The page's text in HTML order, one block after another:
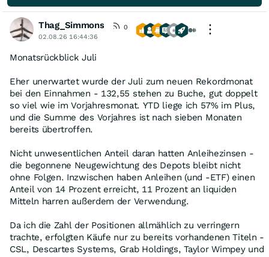
Thag_Simmons
0
02.08.26 16:44:36
Monatsrückblick Juli
Eher unerwartet wurde der Juli zum neuen Rekordmonat
bei den Einnahmen - 132,55 stehen zu Buche, gut doppelt
so viel wie im Vorjahresmonat. YTD liege ich 57% im Plus,
und die Summe des Vorjahres ist nach sieben Monaten
bereits übertroffen.
Nicht unwesentlichen Anteil daran hatten Anleihezinsen -
die begonnene Neugewichtung des Depots bleibt nicht
ohne Folgen. Inzwischen haben Anleihen (und -ETF) einen
Anteil von 14 Prozent erreicht, 11 Prozent an liquiden
Mitteln harren außerdem der Verwendung.
Da ich die Zahl der Positionen allmählich zu verringern
trachte, erfolgten Käufe nur zu bereits vorhandenen Titeln -
CSL, Descartes Systems, Grab Holdings, Taylor Wimpey und